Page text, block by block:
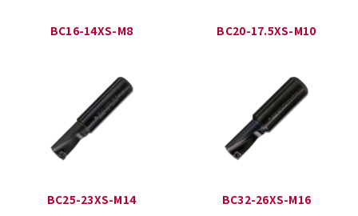
BC16-14XS-M8 BC20-17.5XS-M10
BC25-23XS-M14 BC32-26XS-M16